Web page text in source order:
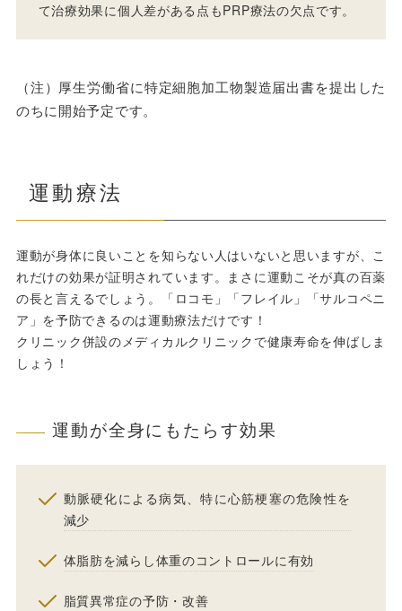
て治療効果に個人差がある点もPRP療法の欠点です。
（注）厚生労働省に特定細胞加工物製造届出書を提出した
のちに開始予定です。
運動療法
運動が身体に良いことを知らない人はいないと思いますが、こ
れだけの効果が証明されています。まさに運動こそが真の百薬
の長と言えるでしょう。「ロコモ」「フレイル」「サルコペニ
ア」を予防できるのは運動療法だけです！
クリニック併設のメディカルクリニックで健康寿命を伸ばしま
しょう！
運動が全身にもたらす効果
動脈硬化による病気、特に心筋梗塞の危険性を
減少
体脂肪を減らし体重のコントロールに有効
脂質異常症の予防・改善